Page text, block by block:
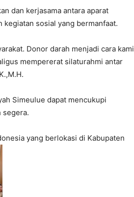
dan kerjasama antara aparat
sosial yang bermanfaat.
Donor darah menjadi cara kami
mempererat silaturahmi antar
Simeulue dapat mencukupi
segera.
yang berlokasi di Kabupaten